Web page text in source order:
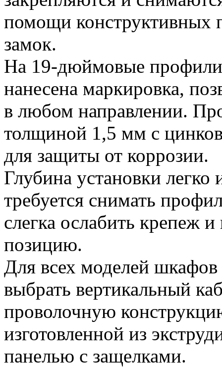
помощи конструктивных
замок.
На 19-дюймовые
нанесена маркировка,
в любом направлении.
толщиной 1,5 мм с
для защиты от коррозии.
Глубина установки легко
требуется снимать
слегка ослабить крепеж
позицию.
Для всех моделей
выбрать вертикальный
проволочную
изготовленной из
панелью с защелками.